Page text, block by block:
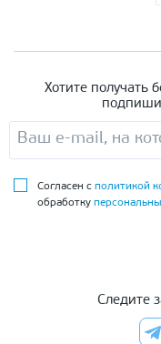
Хотите получать
Согласен с политикой
обработку
Следите